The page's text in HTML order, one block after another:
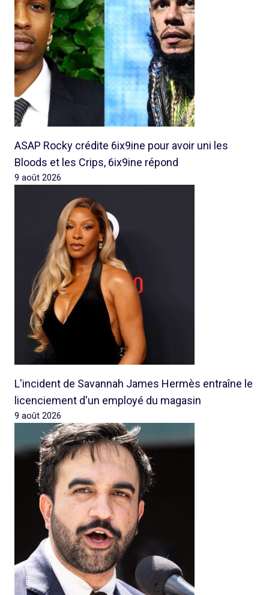
ASAP Rocky crédite 6ix9ine pour avoir uni les
Bloods et les Crips, 6ix9ine répond
9 août 2026
L'incident de Savannah James Hermès entraîne le
licenciement d'un employé du magasin
9 août 2026